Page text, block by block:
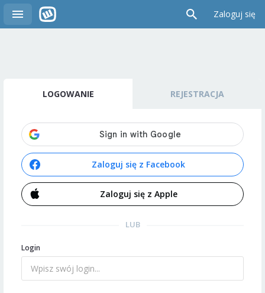
Zaloguj się
LOGOWANIE REJESTRACJA
Zaloguj się z Facebook
Zaloguj się z Apple
LUB
Login